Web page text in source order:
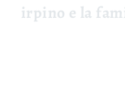
irpino e la